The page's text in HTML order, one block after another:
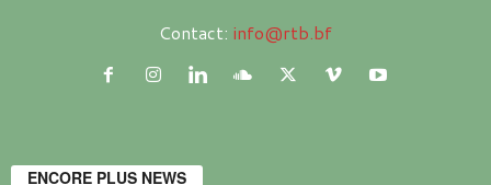
Contact: info@rtb.bf
ENCORE PLUS NEWS